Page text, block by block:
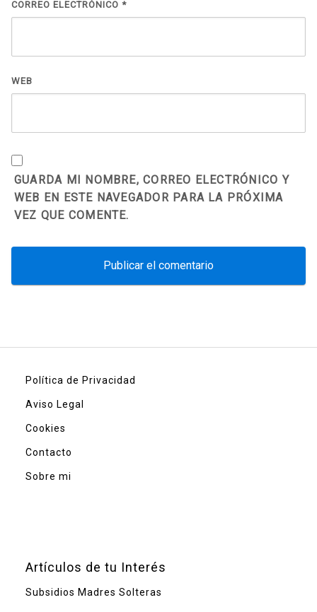
CORREO ELECTRÓNICO *
WEB
GUARDA MI NOMBRE, CORREO ELECTRÓNICO Y
WEB EN ESTE NAVEGADOR PARA LA PRÓXIMA
VEZ QUE COMENTE.
Política de Privacidad
Aviso Legal
Cookies
Contacto
Sobre mi
Artículos de tu Interés
Subsidios Madres Solteras